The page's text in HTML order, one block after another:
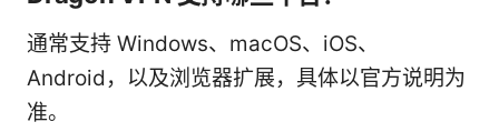
通常支持 Windows、macOS、iOS、
Android，以及浏览器扩展，具体以官方说明为
准。